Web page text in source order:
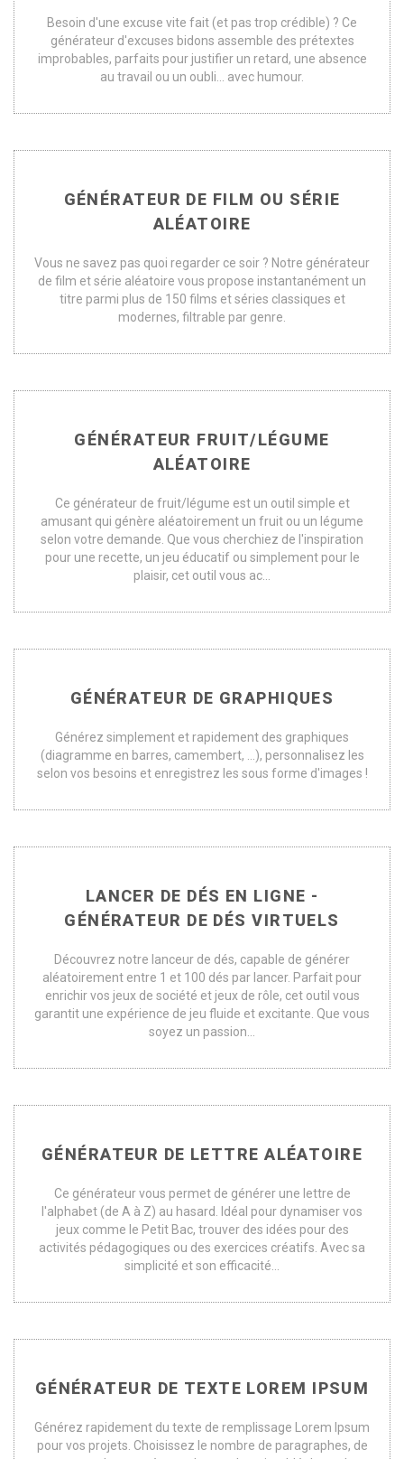
Besoin d'une excuse vite fait (et pas trop crédible) ? Ce
générateur d'excuses bidons assemble des prétextes
improbables, parfaits pour justifier un retard, une absence
au travail ou un oubli... avec humour.
GÉNÉRATEUR DE FILM OU SÉRIE
ALÉATOIRE
Vous ne savez pas quoi regarder ce soir ? Notre générateur
de film et série aléatoire vous propose instantanément un
titre parmi plus de 150 films et séries classiques et
modernes, filtrable par genre.
GÉNÉRATEUR FRUIT/LÉGUME
ALÉATOIRE
Ce générateur de fruit/légume est un outil simple et
amusant qui génère aléatoirement un fruit ou un légume
selon votre demande. Que vous cherchiez de l'inspiration
pour une recette, un jeu éducatif ou simplement pour le
plaisir, cet outil vous ac...
GÉNÉRATEUR DE GRAPHIQUES
Générez simplement et rapidement des graphiques
(diagramme en barres, camembert, ...), personnalisez les
selon vos besoins et enregistrez les sous forme d'images !
LANCER DE DÉS EN LIGNE -
GÉNÉRATEUR DE DÉS VIRTUELS
Découvrez notre lanceur de dés, capable de générer
aléatoirement entre 1 et 100 dés par lancer. Parfait pour
enrichir vos jeux de société et jeux de rôle, cet outil vous
garantit une expérience de jeu fluide et excitante. Que vous
soyez un passion...
GÉNÉRATEUR DE LETTRE ALÉATOIRE
Ce générateur vous permet de générer une lettre de
l'alphabet (de A à Z) au hasard. Idéal pour dynamiser vos
jeux comme le Petit Bac, trouver des idées pour des
activités pédagogiques ou des exercices créatifs. Avec sa
simplicité et son efficacité...
GÉNÉRATEUR DE TEXTE LOREM IPSUM
Générez rapidement du texte de remplissage Lorem Ipsum
pour vos projets. Choisissez le nombre de paragraphes, de